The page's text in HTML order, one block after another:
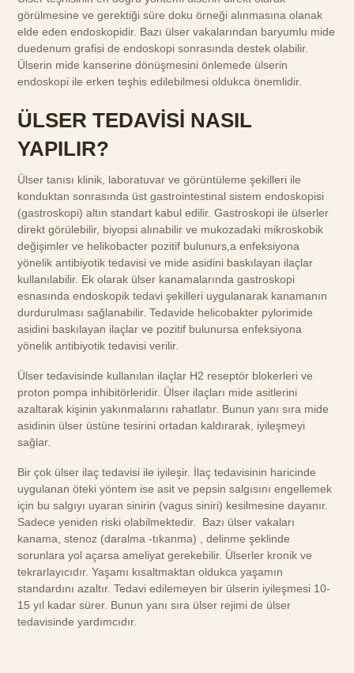
görülmesine ve gerektiği süre doku örneği alınmasına olanak
elde eden endoskopidir. Bazı ülser vakalarından baryumlu mide
duedenum grafisi de endoskopi sonrasında destek olabilir.
Ülserin mide kanserine dönüşmesini önlemede ülserin
endoskopi ile erken teşhis edilebilmesi oldukca önemlidir.
ÜLSER TEDAVİSİ NASIL
YAPILIR?
Ülser tanısı klinik, laboratuvar ve görüntüleme şekilleri ile
konduktan sonrasında üst gastrointestinal sistem endoskopisi
(gastroskopi) altın standart kabul edilir. Gastroskopi ile ülserler
direkt görülebilir, biyopsi alınabilir ve mukozadaki mikroskobik
değişimler ve helikobacter pozitif bulunurs,a enfeksiyona
yönelik antibiyotik tedavisi ve mide asidini baskılayan ilaçlar
kullanılabilir. Ek olarak ülser kanamalarında gastroskopi
esnasında endoskopik tedavi şekilleri uygulanarak kanamanın
durdurulması sağlanabilir. Tedavide helicobakter pylorimide
asidini baskılayan ilaçlar ve pozitif bulunursa enfeksiyona
yönelik antibiyotik tedavisi verilir.
Ülser tedavisinde kullanılan ilaçlar H2 reseptör blokerleri ve
proton pompa inhibitörleridir. Ülser ilaçları mide asitlerini
azaltarak kişinin yakınmalarını rahatlatır. Bunun yanı sıra mide
asidinin ülser üstüne tesirini ortadan kaldırarak, iyileşmeyi
sağlar.
Bir çok ülser ilaç tedavisi ile iyileşir. İlaç tedavisinin haricinde
uygulanan öteki yöntem ise asit ve pepsin salgısını engellemek
için bu salgıyı uyaran sinirin (vagus siniri) kesilmesine dayanır.
Sadece yeniden riski olabilmektedir. Bazı ülser vakaları
kanama, stenoz (daralma -tıkanma) , delinme şeklinde
sorunlara yol açarsa ameliyat gerekebilir. Ülserler kronik ve
tekrarlayıcıdır. Yaşamı kısaltmaktan oldukca yaşamın
standardını azaltır. Tedavi edilemeyen bir ülserin iyileşmesi 10-
15 yıl kadar sürer. Bunun yanı sıra ülser rejimi de ülser
tedavisinde yardımcıdır.